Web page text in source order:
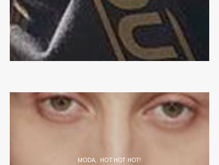
MODA HOT HOT HOT!